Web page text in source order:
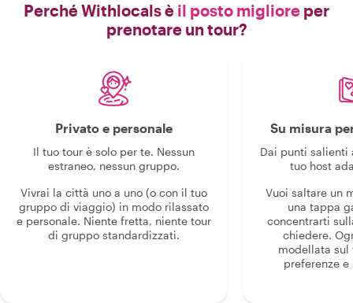
Perché Withlocals è il posto migliore per
prenotare un tour?
Privato e personale
Il tuo tour è solo per te. Nessun
estraneo, nessun gruppo.
Vivrai la città uno a uno (o con il tuo
gruppo di viaggio) in modo rilassato
e personale. Niente fretta, niente tour
di gruppo standardizzati.
Su misura
Dai punti salienti
tuo host
Vuoi saltare un
una tappa
concentrarti
chiedere.
modellata sul
preferenze